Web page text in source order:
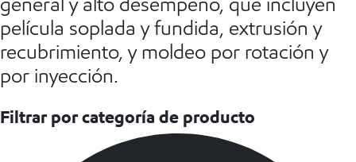
película soplada y fundida, extrusión y
recubrimiento, y moldeo por rotación y
por inyección.
Filtrar por categoría de producto